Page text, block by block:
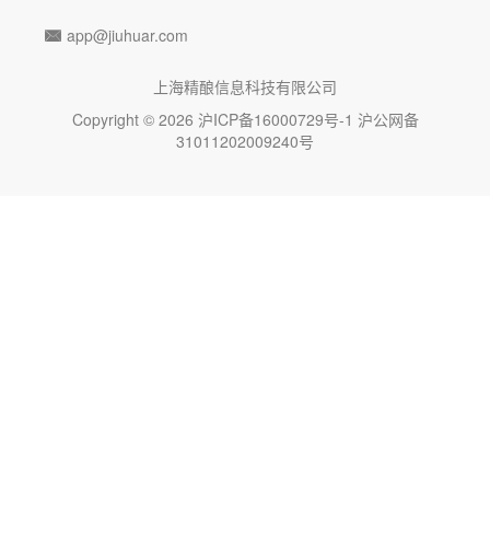
 app@jiuhuar.com
上海精酿信息科技有限公司
Copyright © 2026 沪ICP备16000729号-1 沪公网备
31011202009240号